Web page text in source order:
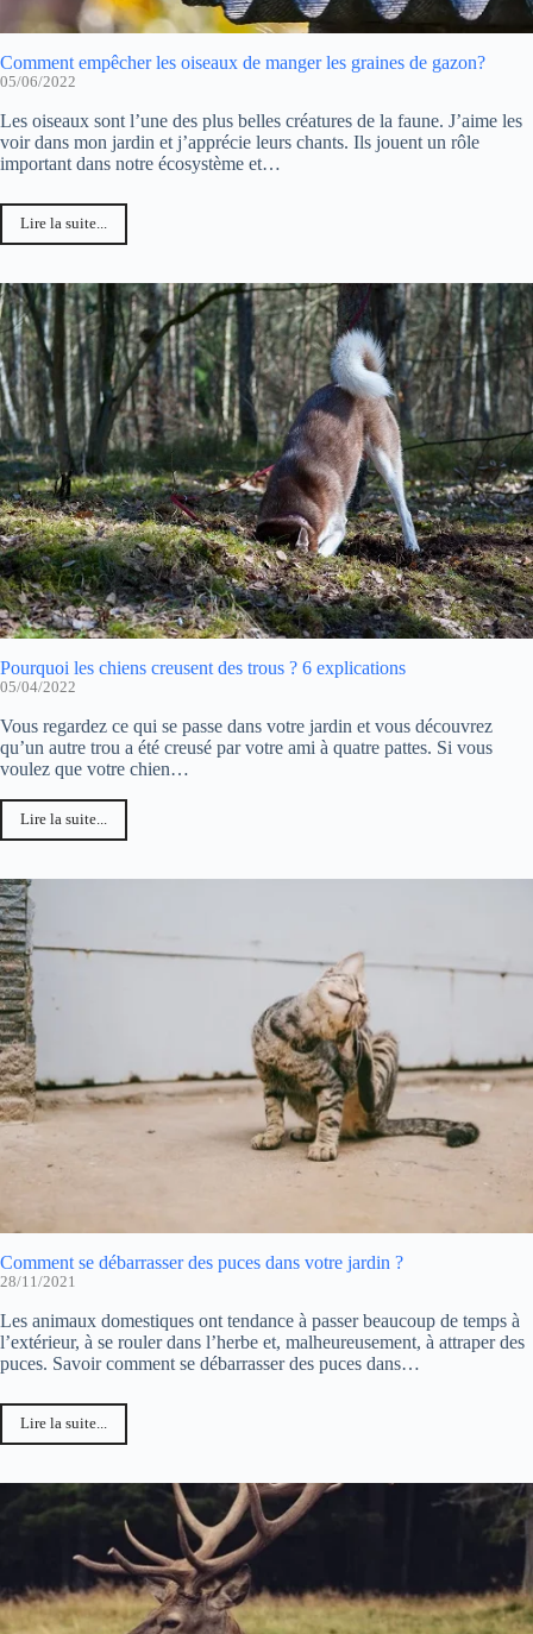
Comment empêcher les oiseaux de manger les graines de gazon?
05/06/2022
Les oiseaux sont l’une des plus belles créatures de la faune. J’aime les
voir dans mon jardin et j’apprécie leurs chants. Ils jouent un rôle
important dans notre écosystème et…
Lire la suite...
Pourquoi les chiens creusent des trous ? 6 explications
05/04/2022
Vous regardez ce qui se passe dans votre jardin et vous découvrez
qu’un autre trou a été creusé par votre ami à quatre pattes. Si vous
voulez que votre chien…
Lire la suite...
Comment se débarrasser des puces dans votre jardin ?
28/11/2021
Les animaux domestiques ont tendance à passer beaucoup de temps à
l’extérieur, à se rouler dans l’herbe et, malheureusement, à attraper des
puces. Savoir comment se débarrasser des puces dans…
Lire la suite...